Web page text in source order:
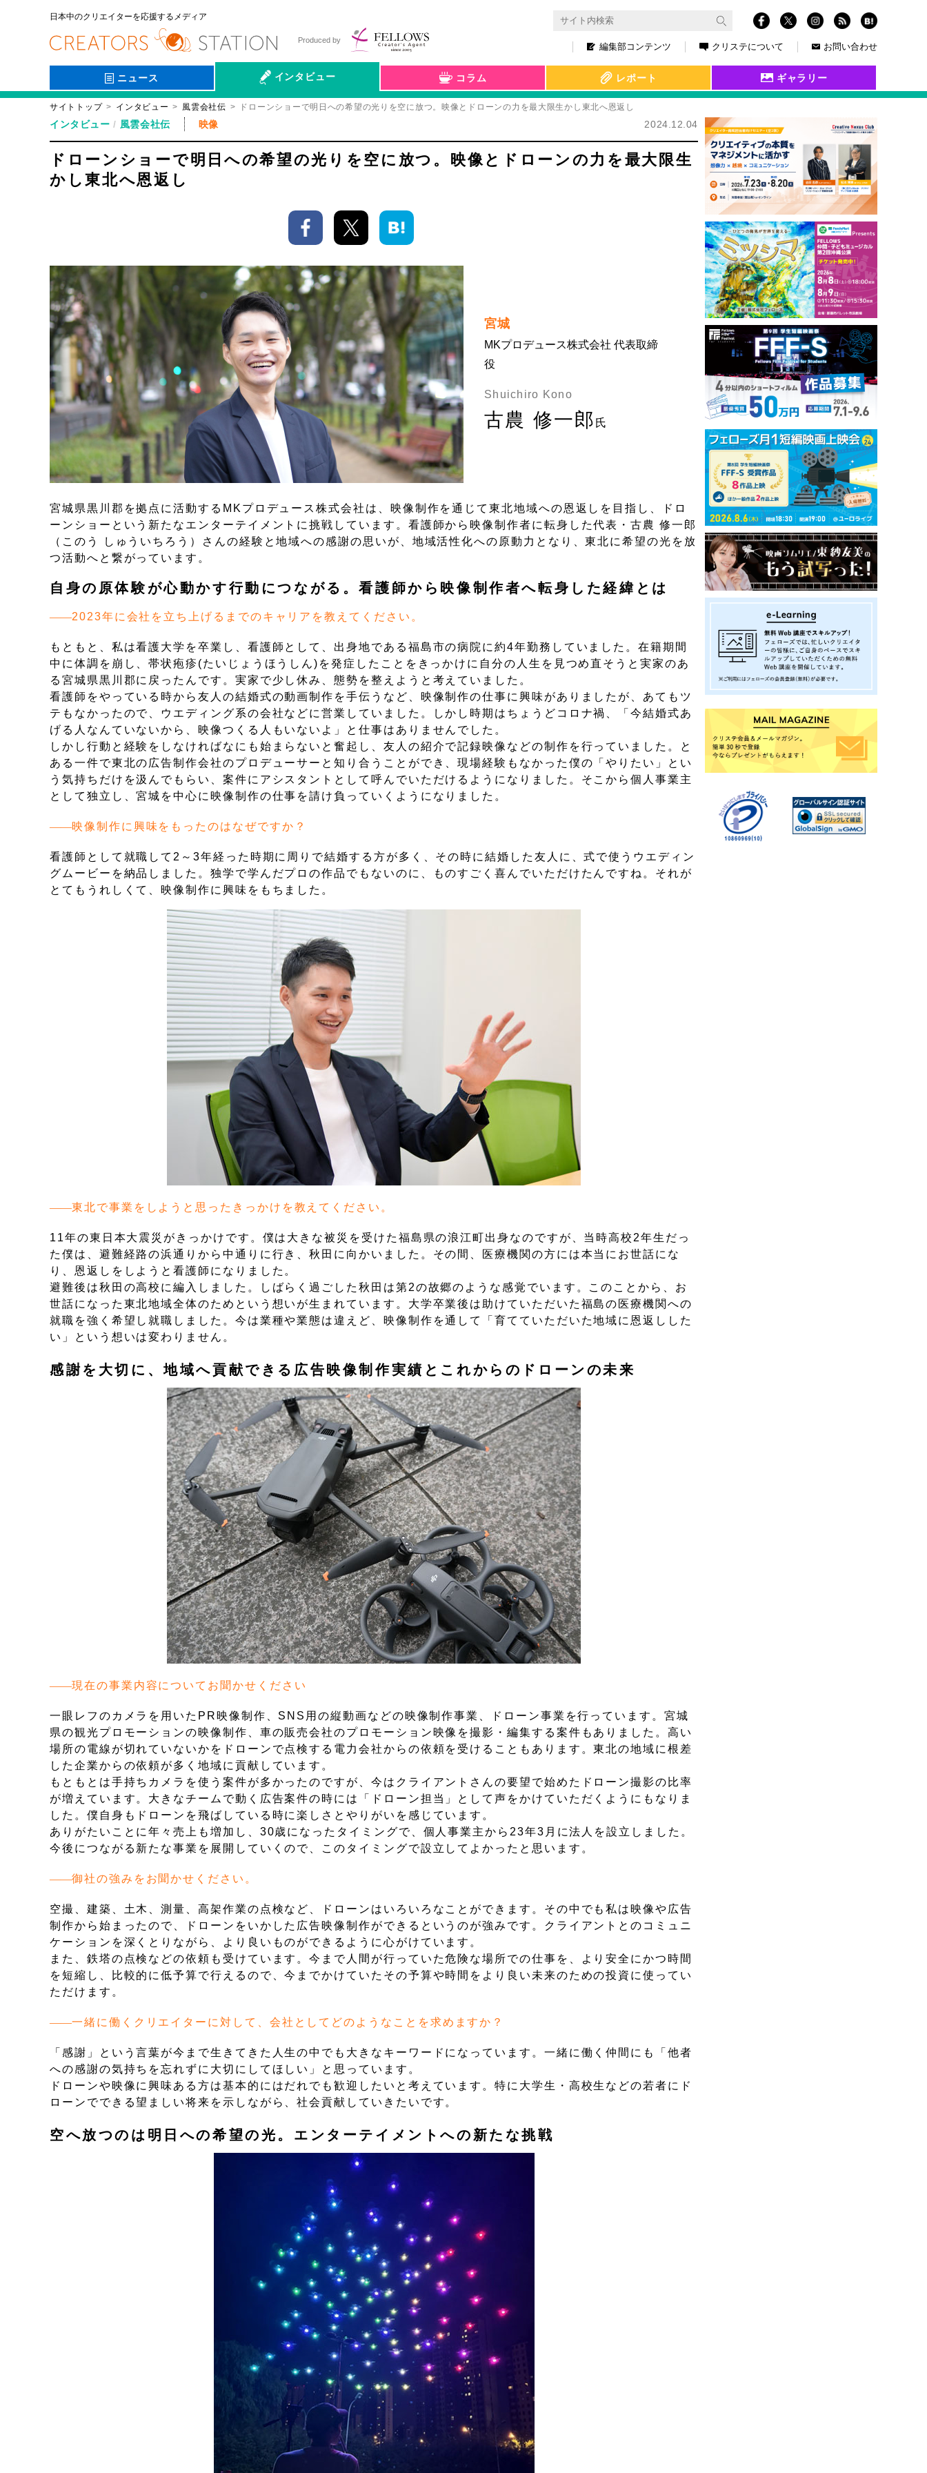
日本中のクリエイターを応援するメディア
編集部コンテンツ クリステについて お問い合わせ
Produced by
ニュース インタビュー
会社伝
コラム レポート ギャラリー
サイトトップ インタビュー 風雲会社伝 ドローンショーで明日への希望の光りを空に放つ。映像とドローンの力を最大限生かし東北へ恩返し
インタビュー 風雲会社伝 映像 2024.12.04
ドローンショーで明日への希望の光りを空に放つ。映像とドローンの力を最大限生
かし東北へ恩返し
宮城
MKプロデュース株式会社 代表取締
役
Shuichiro Kono
古農 修一郎 氏
宮城県黒川郡を拠点に活動するMKプロデュース株式会社は、映像制作を通じて東北地域への恩返しを目指し、ドロ
ーンショーという新たなエンターテイメントに挑戦しています。看護師から映像制作者に転身した代表・古農 修一郎
（このう しゅういちろう）さんの経験と地域への感謝の思いが、地域活性化への原動力となり、東北に希望の光を放
つ活動へと繋がっています。
自身の原体験が心動かす行動につながる。看護師から映像制作者へ転身した経緯とは
2023年に会社を立ち上げるまでのキャリアを教えてください。
もともと、私は看護大学を卒業し、看護師として、出身地である福島市の病院に約4年勤務していました。在籍期間
中に体調を崩し、帯状疱疹(たいじょうほうしん)を発症したことをきっかけに自分の人生を見つめ直そうと実家のあ
る宮城県黒川郡に戻ったんです。実家で少し休み、態勢を整えようと考えていました。
看護師をやっている時から友人の結婚式の動画制作を手伝うなど、映像制作の仕事に興味がありましたが、あてもツ
テもなかったので、ウエディング系の会社などに営業していました。しかし時期はちょうどコロナ禍、「今結婚式あ
げる人なんていないから、映像つくる人もいないよ」と仕事はありませんでした。
しかし行動と経験をしなければなにも始まらないと奮起し、友人の紹介で記録映像などの制作を行っていました。と
ある一件で東北の広告制作会社のプロデューサーと知り合うことができ、現場経験もなかった僕の「やりたい」とい
う気持ちだけを汲んでもらい、案件にアシスタントとして呼んでいただけるようになりました。そこから個人事業主
として独立し、宮城を中心に映像制作の仕事を請け負っていくようになりました。
映像制作に興味をもったのはなぜですか？
看護師として就職して2～3年経った時期に周りで結婚する方が多く、その時に結婚した友人に、式で使うウエディン
グムービーを納品しました。独学で学んだプロの作品でもないのに、ものすごく喜んでいただけたんですね。それが
とてもうれしくて、映像制作に興味をもちました。
東北で事業をしようと思ったきっかけを教えてください。
11年の東日本大震災がきっかけです。僕は大きな被災を受けた福島県の浪江町出身なのですが、当時高校2年生だっ
た僕は、避難経路の浜通りから中通りに行き、秋田に向かいました。その間、医療機関の方には本当にお世話にな
り、恩返しをしようと看護師になりました。
避難後は秋田の高校に編入しました。しばらく過ごした秋田は第2の故郷のような感覚でいます。このことから、お
世話になった東北地域全体のためという想いが生まれています。大学卒業後は助けていただいた福島の医療機関への
就職を強く希望し就職しました。今は業種や業態は違えど、映像制作を通して「育てていただいた地域に恩返しした
い」という想いは変わりません。
感謝を大切に、地域へ貢献できる広告映像制作実績とこれからのドローンの未来
現在の事業内容についてお聞かせください
一眼レフのカメラを用いたPR映像制作、SNS用の縦動画などの映像制作事業、ドローン事業を行っています。宮城
県の観光プロモーションの映像制作、車の販売会社のプロモーション映像を撮影・編集する案件もありました。高い
場所の電線が切れていないかをドローンで点検する電力会社からの依頼を受けることもあります。東北の地域に根差
した企業からの依頼が多く地域に貢献しています。
もともとは手持ちカメラを使う案件が多かったのですが、今はクライアントさんの要望で始めたドローン撮影の比率
が増えています。大きなチームで動く広告案件の時には「ドローン担当」として声をかけていただくようにもなりま
した。僕自身もドローンを飛ばしている時に楽しさとやりがいを感じています。
ありがたいことに年々売上も増加し、30歳になったタイミングで、個人事業主から23年3月に法人を設立しました。
今後につながる新たな事業を展開していくので、このタイミングで設立してよかったと思います。
御社の強みをお聞かせください。
空撮、建築、土木、測量、高架作業の点検など、ドローンはいろいろなことができます。その中でも私は映像や広告
制作から始まったので、ドローンをいかした広告映像制作ができるというのが強みです。クライアントとのコミュニ
ケーションを深くとりながら、より良いものができるように心がけています。
また、鉄塔の点検などの依頼も受けています。今まで人間が行っていた危険な場所での仕事を、より安全にかつ時間
を短縮し、比較的に低予算で行えるので、今までかけていたその予算や時間をより良い未来のための投資に使ってい
ただけます。
一緒に働くクリエイターに対して、会社としてどのようなことを求めますか？
「感謝」という言葉が今まで生きてきた人生の中でも大きなキーワードになっています。一緒に働く仲間にも「他者
への感謝の気持ちを忘れずに大切にしてほしい」と思っています。
ドローンや映像に興味ある方は基本的にはだれでも歓迎したいと考えています。特に大学生・高校生などの若者にド
ローンでできる望ましい将来を示しながら、社会貢献していきたいです。
空へ放つのは明日への希望の光。エンターテイメントへの新たな挑戦